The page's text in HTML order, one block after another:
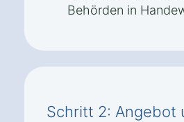
Behörden in
Schritt 2: Angebot